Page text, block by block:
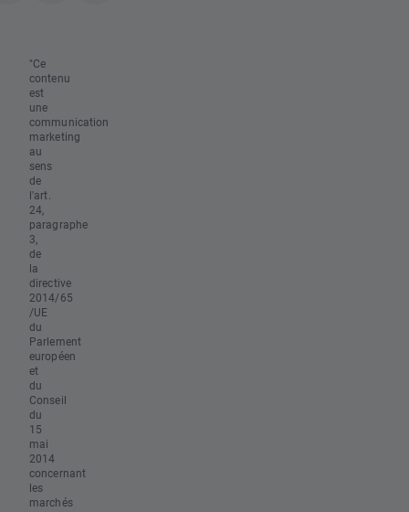
"Ce
contenu
est
une
communication
marketing
au
sens
de
l'art.
24,
paragraphe
3,
de
la
directive
2014/65
/UE
du
Parlement
européen
et
du
Conseil
du
15
mai
2014
concernant
les
marchés